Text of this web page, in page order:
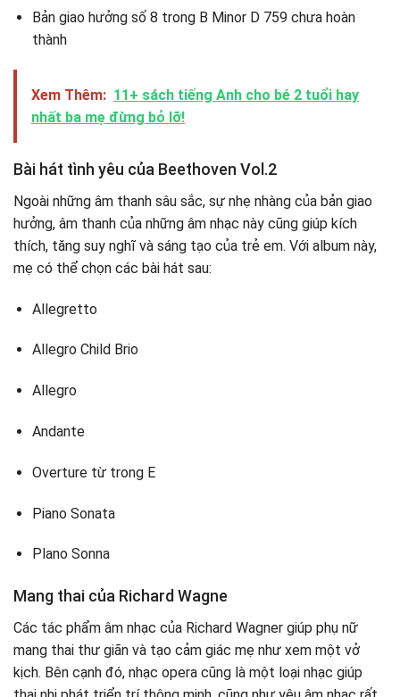
Bản giao hưởng số 8 trong B Minor D 759 chưa hoàn
thành
Xem Thêm: 11+ sách tiếng Anh cho bé 2 tuổi hay
nhất ba mẹ đừng bỏ lỡ!
Bài hát tình yêu của Beethoven Vol.2
Ngoài những âm thanh sâu sắc, sự nhẹ nhàng của bản giao
hưởng, âm thanh của những âm nhạc này cũng giúp kích
thích, tăng suy nghĩ và sáng tạo của trẻ em. Với album này,
mẹ có thể chọn các bài hát sau:
Allegretto
Allegro Child Brio
Allegro
Andante
Overture từ trong E
Piano Sonata
Plano Sonna
Mang thai của Richard Wagne
Các tác phẩm âm nhạc của Richard Wagner giúp phụ nữ
mang thai thư giãn và tạo cảm giác mẹ như xem một vở
kịch. Bên cạnh đó, nhạc opera cũng là một loại nhạc giúp